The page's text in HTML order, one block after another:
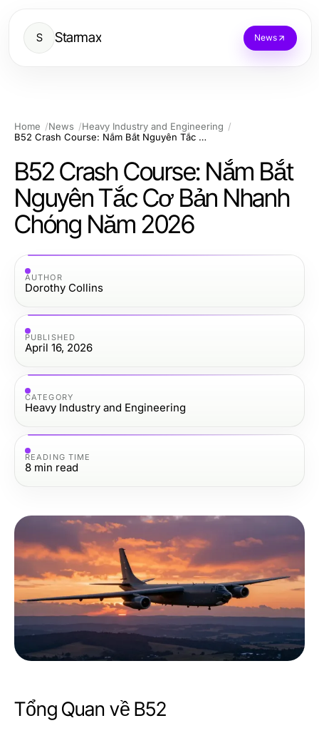
S Starmax News
Home News
Heavy Industry and Engineering
B52 Crash Course: Nắm Bắt Nguyên Tắc Cơ Bản Nhanh Chóng Năm 2026
B52 Crash Course: Nắm Bắt
Nguyên Tắc Cơ Bản Nhanh
Chóng Năm 2026
AUTHOR
Dorothy Collins
PUBLISHED
April 16, 2026
CATEGORY
Heavy Industry and Engineering
READING TIME
8 min read
Tổng Quan về B52